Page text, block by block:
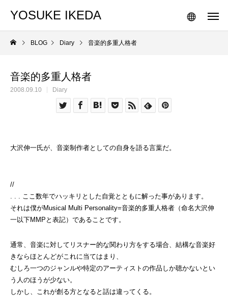
YOSUKE IKEDA
BLOG Diary 音楽的多重人格者
音楽的多重人格者
2008.09.10 Diary
大沢伸一氏が、音楽制作者としての自身を語る言葉だ。
//
. . . ここ数年でハッキリとした自覚とともに解った事があります。
それは僕がMusical Multi Personality=音楽的多重人格者（命名大沢伸
一以下MMPと表記）であることです。
通常、音楽に対してリスナー的な関わり方をする場合、結構な音楽好
きならほとんどがこれに当てはまり、
むしろ一つのジャンルや特定のアーティストの作品しか聴かないとい
う人のほうが少ない。
しかし、これが創る方となると話は違ってくる。